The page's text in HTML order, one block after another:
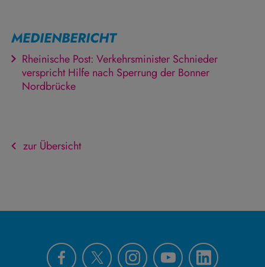
MEDIENBERICHT
Rheinische Post: Verkehrsminister Schnieder
verspricht Hilfe nach Sperrung der Bonner
Nordbrücke
zur Übersicht